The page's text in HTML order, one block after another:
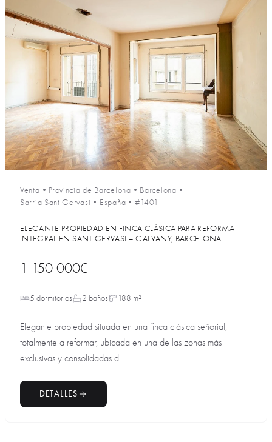
Venta • Provincia de Barcelona • Barcelona •
Sarria Sant Gervasi • España • #1401
ELEGANTE PROPIEDAD EN FINCA CLÁSICA PARA REFORMA
INTEGRAL EN SANT GERVASI – GALVANY, BARCELONA
1 150 000€
5 dormitorios 2 baños 188 m²
Elegante propiedad situada en una finca clásica señorial,
totalmente a reformar, ubicada en una de las zonas más
exclusivas y consolidadas d...
DETALLES